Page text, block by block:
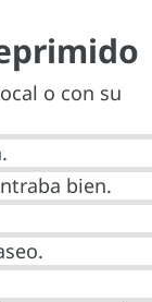
o con su
bien.